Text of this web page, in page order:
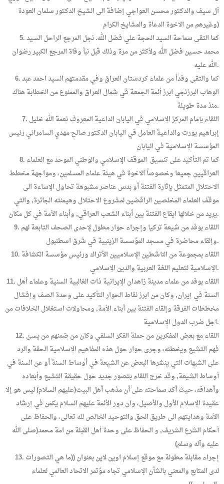
آل سيف والدكتور محسن العواجي إضافة الى الشيخ الدكتور سلمان العودة
وغيرهم من الاخوة الدعاة والمشايخ الكرام)
5. كما التقى سماحة السيد الحجة علي فضل الله. نجل المرجع الراحل السيد
محمد حسين فضل الله ولأكثر من مرة وذلك قبل نبأ وفاة المرجع الكبير رضوان
الله عليه.
6. كما والتقى وفداً من علماء كردستان العراق وفي مقدمتهم السيد احمد عبد
الوهاب البرزنجي ابرز أئمة الجمعة في شمال العراق والممنوع من الخطابة هناك
منذ مدة طويلة.
7. اللقاء بإمام المركز الإسلامي في اليابان الداعية المعروف نعمة الله خليل
إبراهيم يورت والداعية العامل في اليابان الدكتور صالح مهدي السامرائي رئيس
المؤسسة الإسلامية في اليابان
8. كما تم التأكيد على تنسيق الموقف الإسلامي والوطني الموحد مع العلماء
العراقيين جميعا وخصوصاً الاخوة في هيئة علماء المسلمين، ومواجهة مخطط
الاحتلال المتمثل بإثارة الفتنة أو بدس عناصر مشبوهة تحاول الإساءة الى
موقف العلماء المخلصين الرافضين لمشروع الاحتلال وهيمنته الجائرة, والتي
يريد من خلالها ايقاع الفتنة بين أبناء الشعب العراقي, وأبناء الأمة في كل مكان.
9. اللقاء بوفد من شيعة تركيا وإجراء حوار مطول لإحدى الصحف التابعة لهم
وإلقاء محاضرة في مسجد المؤسسة الزينبية في شرق اسطنبول.
10. اللقاء بمجموعة من الناشطين الإسلاميين الأتراك ورئيس مؤسسة الكشافة
الإسلامية لتعليم اللغة العربية والدين الإسلامي.
11. اللقاء بوفد من علماء مدينة زاهدان الإيرانية ذات الغالبية السنية وعلماء أهل
السنة في إيران, وكان من ابرز نقاط الحوار التأكيد على وحدة الصف وإفشال
مخططات الفرقة وإلقاء الفتنة بين أبناء الأمة, ومحاولات استغلال الخلافات من
اجل ضرب الدول الإسلامية.
12. اللقاء مع بعض المفكرين من حملة الفكر السلفي وكان من ضمنهم من يسئ
فهم التشيع ويخطئه، وجرى حوار حول هذه المفاهيم الإسلامية الحقة والرد
على الشبهات التي ينشرها البعض عن الشيعة في أوساط السنة أو عن السنة في
أوساط الشيعة, وقد خرج اللقاء بتصور جديد حول حقيقة التشيع وأبعاده
وأهدافه، حيث أكد سماحته على أن مذهب أهل البيت(عليهم السلام) ليس هو إلا
عقيدة الإسلام الأول والأصيل، وان دور الأئمة عليهم السلام يكمن في إرشاد
الأمة وهدايتهم الى طريق الحق والتوحيد الخالص لله تعالى، والحفاظ على
أحكام الشرع الشريف, و الحفاظ على وحدة أهل القبلة من امة محمد(صلى الله
عليه وآله وسلم)
13. إجراء مقابلة مطولة مع موقع إسلام اوين لاين بعنوان ((ما هي التصورات
لدى المتابع والمعني بالشأن الإسلامي تجاه مؤتمر الاتحاد العالمي لعلماء